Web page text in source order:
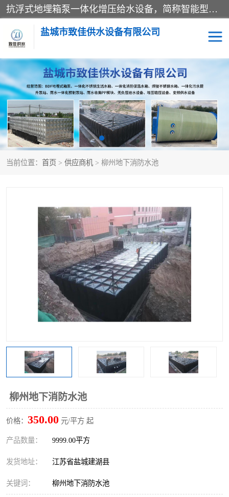
抗浮式地埋箱泵一体化增压给水设备，简称智能型泵站。它由由水泵机组、消防水箱、泵房三大部分组成，其抗浮效果好，因为设计时通过将底板与箱体联在一起，箱体重量抵消了地下水浮力。系统维护好，内部拉筋、泵站、管道，喷淋等各部运行正堂，无一损坏；结构更牢固。
盐城市致佳供水设备有限公司
当前位置： 首页 > 供应商机 > 柳州地下消防水池
柳州地下消防水池
价格： 350.00 元/平方 起
产品数量： 9999.00平方
发货地址： 江苏省盐城建湖县
关键词： 柳州地下消防水池
消防一体化水箱 地埋箱泵一体化
一体化污水泵站